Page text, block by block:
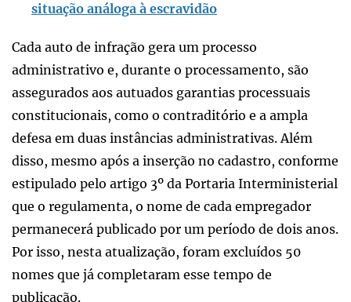
situação análoga à escravidão
Cada auto de infração gera um processo
administrativo e, durante o processamento, são
assegurados aos autuados garantias processuais
constitucionais, como o contraditório e a ampla
defesa em duas instâncias administrativas. Além
disso, mesmo após a inserção no cadastro, conforme
estipulado pelo artigo 3º da Portaria Interministerial
que o regulamenta, o nome de cada empregador
permanecerá publicado por um período de dois anos.
Por isso, nesta atualização, foram excluídos 50
nomes que já completaram esse tempo de
publicação.